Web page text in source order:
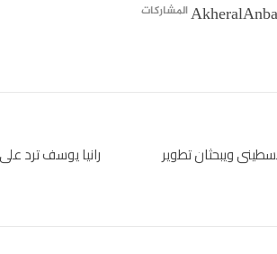
ويبحثان تطوير رانيا يوسف ترد